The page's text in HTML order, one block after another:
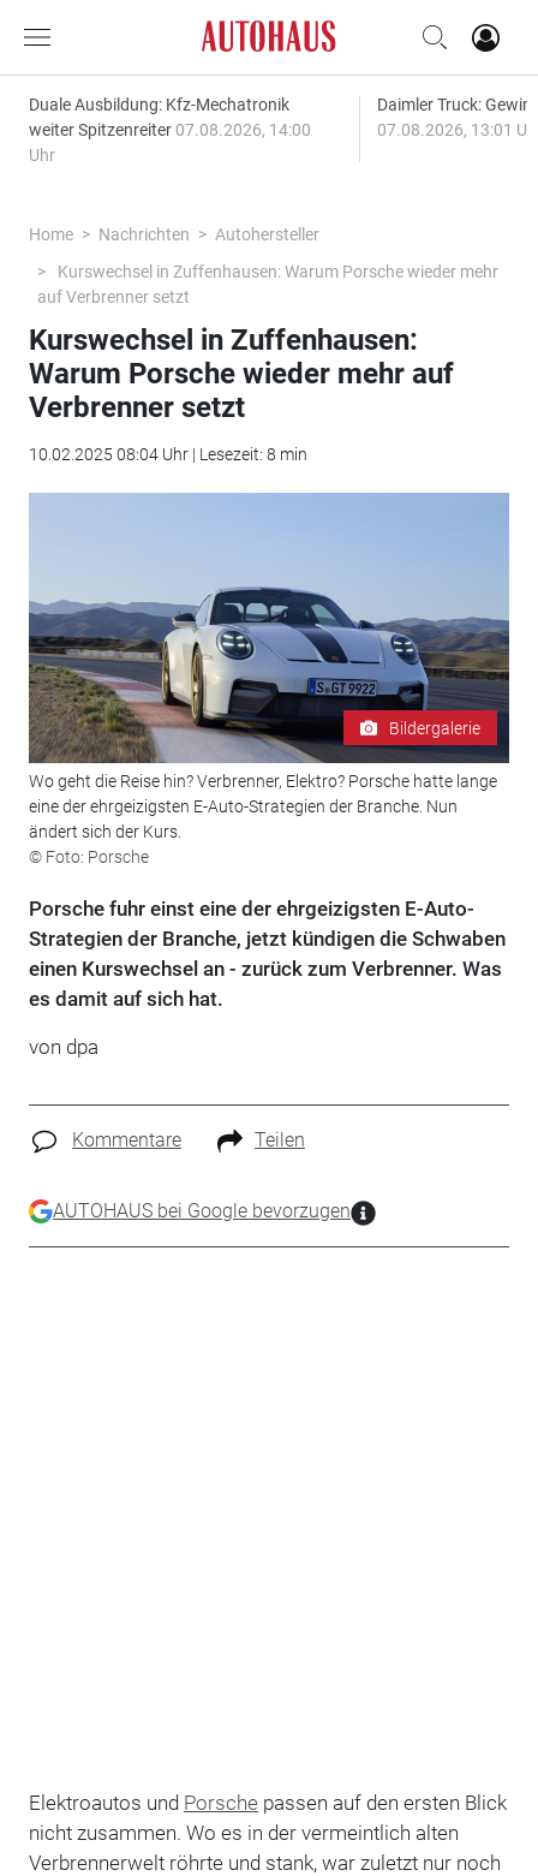
Duale Ausbildung: Kfz-Mechatronik
weiter Spitzenreiter 07.08.2026, 14:00
Uhr
Daimler Truck:
07.08.2026, 13:01
Home Nachrichten
Autohersteller
Kurswechsel in Zuffenhausen: Warum Porsche wieder mehr
auf Verbrenner setzt
Kurswechsel in Zuffenhausen:
Warum Porsche wieder mehr auf
Verbrenner setzt
10.02.2025 08:04 Uhr | Lesezeit: 8 min
Bildergalerie
Wo geht die Reise hin? Verbrenner, Elektro? Porsche hatte lange
eine der ehrgeizigsten E-Auto-Strategien der Branche. Nun
ändert sich der Kurs.
© Foto: Porsche
Porsche fuhr einst eine der ehrgeizigsten E-Auto-
Strategien der Branche, jetzt kündigen die Schwaben
einen Kurswechsel an - zurück zum Verbrenner. Was
es damit auf sich hat.
von dpa
Kommentare Teilen
AUTOHAUS bei Google bevorzugen
Elektroautos und Porsche passen auf den ersten Blick
nicht zusammen. Wo es in der vermeintlich alten
Verbrennerwelt röhrte und stank, war zuletzt nur noch